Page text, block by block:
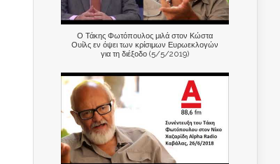
Ο Τάκης Φωτόπουλος μιλά στον Κώστα
Ουίλς εν όψει των κρίσιμων Ευρωεκλογών
για τη διέξοδο (5/5/2019)